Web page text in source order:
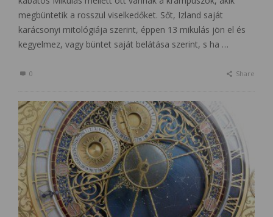
megbüntetik a rosszul viselkedőket. Sőt, Izland saját
karácsonyi mitológiája szerint, éppen 13 mikulás jön el és
kegyelmez, vagy büntet saját belátása szerint, s ha …
0 Share